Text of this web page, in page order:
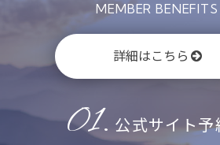
MEMBER BENEFITS
詳細はこちら
01. 公式サイト予